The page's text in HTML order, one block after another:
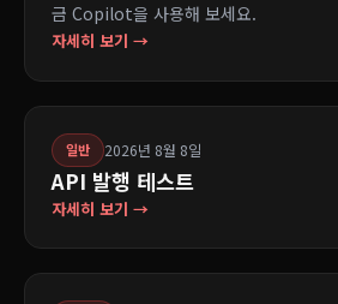
금 Copilot을 사용해 보세요.
자세히 보기 →
일반 2026년 8월 8일
API 발행 테스트
자세히 보기 →